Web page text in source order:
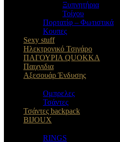
Ξυπνητήρια
Τοίχου
Πορτατίφ – Φωτιστικά
Κουπες
Sexy stuff
Ηλεκτρονικό Τσιγάρο
ΠΑΓΟΥΡΙΑ QUOKKA
Παιχνιδια
Αξεσουάρ Ένδυσης
Oμπρελες
Τσάντες
Τσάντες backpack
BIJOUX
RINGS